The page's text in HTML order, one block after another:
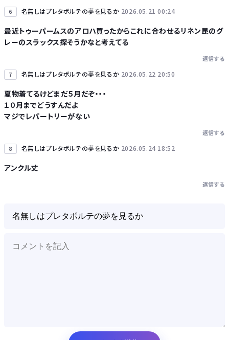
6 名無しはプレタポルテの夢を見るか 2026.05.21 00:24
最近トゥーパームスのアロハ買ったからこれに合わせるリネン昆のグ
レーのスラックス探そうかなと考えてる
返信する
7 名無しはプレタポルテの夢を見るか 2026.05.22 20:50
夏物着てるけどまだ５月だぞ・・・
１０月までどうすんだよ
マジでレパートリーがない
返信する
8 名無しはプレタポルテの夢を見るか 2026.05.24 18:52
アンクル丈
返信する